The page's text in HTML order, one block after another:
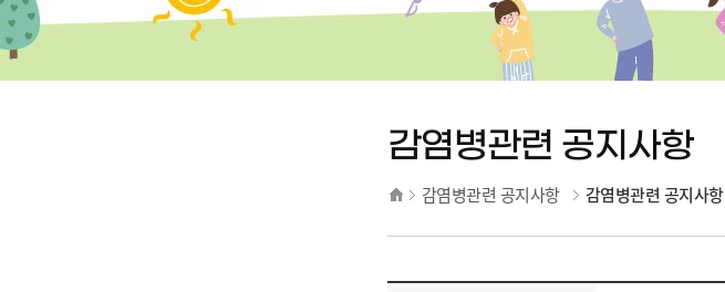
감염병관련 공지사항
감염병관련 공지사항 감염병관련 공지사항